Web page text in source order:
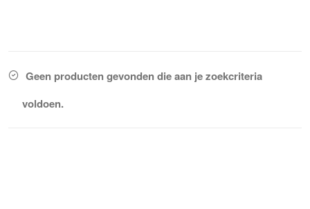
Geen producten gevonden die aan je zoekcriteria
voldoen.